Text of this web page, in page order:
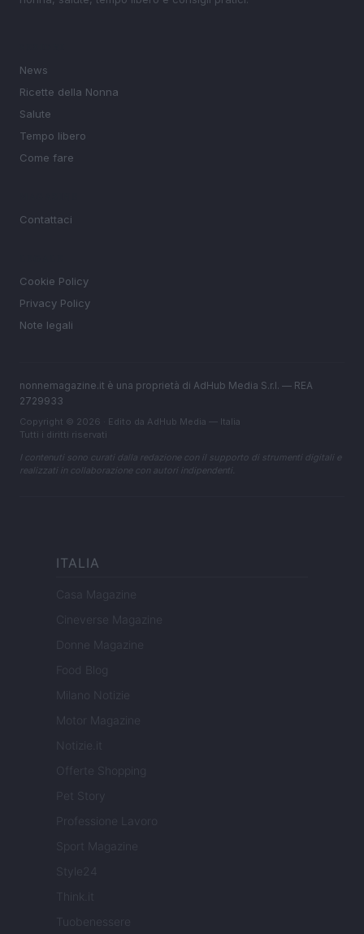
News
Ricette della Nonna
Salute
Tempo libero
Come fare
Contattaci
Cookie Policy
Privacy Policy
Note legali
nonnemagazine.it è una proprietà di AdHub Media S.r.l. — REA
2729933
Copyright © 2026 · Edito da AdHub Media — Italia
Tutti i diritti riservati
I contenuti sono curati dalla redazione con il supporto di strumenti digitali e
realizzati in collaborazione con autori indipendenti.
ITALIA
Casa Magazine
Cineverse Magazine
Donne Magazine
Food Blog
Milano Notizie
Motor Magazine
Notizie.it
Offerte Shopping
Professione Lavoro
Sport Magazine
Style24
Think.it
Tuobenessere